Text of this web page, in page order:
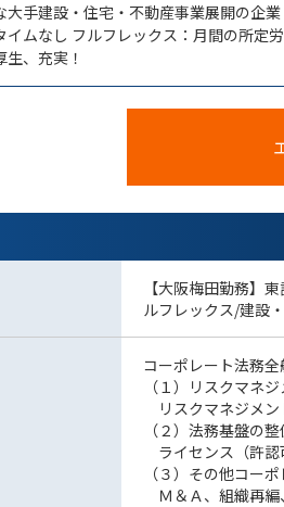
手建設・住宅・不動産事業展開の企業
ムなし フルフレックス：月間の所定
、充実！
【大阪梅田勤務】
ルフレックス/建設
コーポレート法務全
（１）リスクマネ
リスクマネジメ
（２）法務基盤の
ライセンス（許
（３）その他コー
Ｍ＆Ａ、組織再